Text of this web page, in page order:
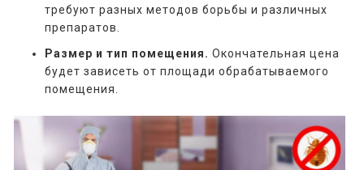
требуют разных методов борьбы и различных
препаратов.
Размер и тип помещения. Окончательная цена
будет зависеть от площади обрабатываемого
помещения.